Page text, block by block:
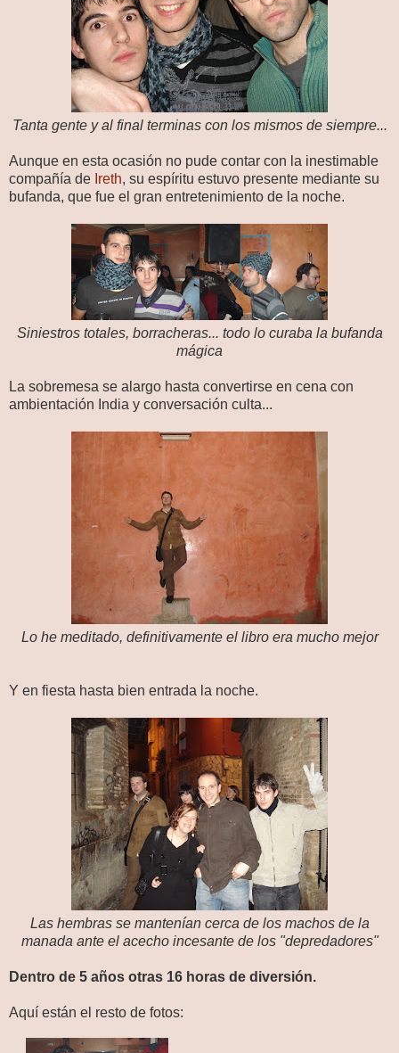
Tanta gente y al final terminas con los mismos de siempre...
Aunque en esta ocasión no pude contar con la inestimable
compañía de Ireth, su espíritu estuvo presente mediante su
bufanda, que fue el gran entretenimiento de la noche.
Siniestros totales, borracheras... todo lo curaba la bufanda
mágica
La sobremesa se alargo hasta convertirse en cena con
ambientación India y conversación culta...
Lo he meditado, definitivamente el libro era mucho mejor
Y en fiesta hasta bien entrada la noche.
Las hembras se mantenían cerca de los machos de la
manada ante el acecho incesante de los "depredadores"
Dentro de 5 años otras 16 horas de diversión.
Aquí están el resto de fotos: